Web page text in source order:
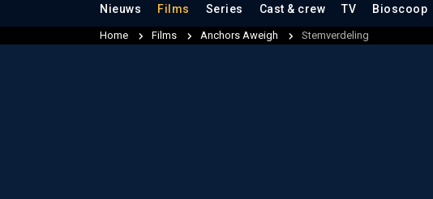
Nieuws Films Series Cast & crew TV Bioscoop
Home Films Anchors Aweigh Stemverdeling